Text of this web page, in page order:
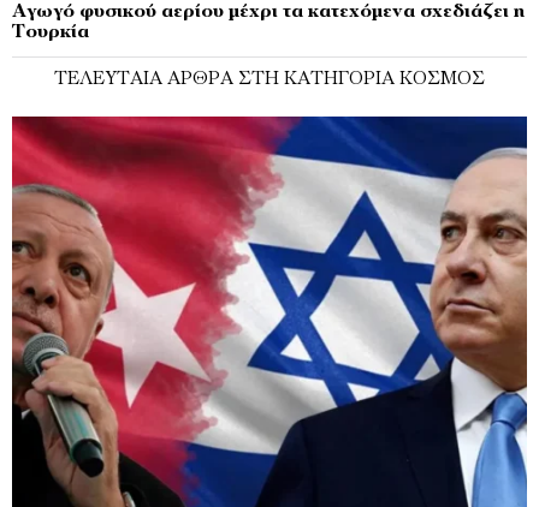
Αγωγό φυσικού αερίου μέχρι τα κατεχόμενα σχεδιάζει η
Τουρκία
ΤΕΛΕΥΤΑΊΑ ΆΡΘΡΑ ΣΤΗ ΚΑΤΗΓΟΡΊΑ ΚΌΣΜΟΣ